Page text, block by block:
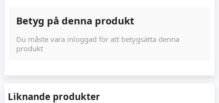
Betyg på denna produkt
Du måste vara inloggad för att betygsätta denna
produkt
Liknande produkter